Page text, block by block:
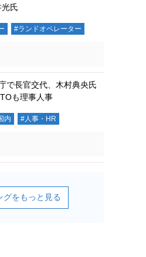
氏
#ランドオペレーター
で長官交代、木村典央氏
も理事人事
内 #人事・HR